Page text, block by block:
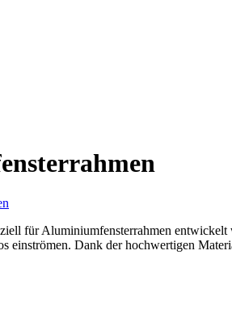
für Aluminiumfensterrahmen
Dank der hochwertigen